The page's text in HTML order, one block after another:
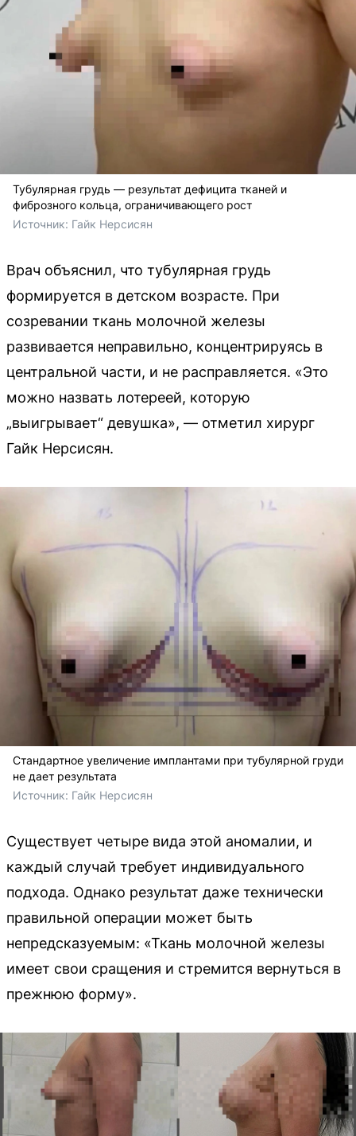
Тубулярная грудь — результат дефицита тканей и
фиброзного кольца, ограничивающего рост
Источник: Гайк Нерсисян
Врач объяснил, что тубулярная грудь
формируется в детском возрасте. При
созревании ткань молочной железы
развивается неправильно, концентрируясь в
центральной части, и не расправляется. «Это
можно назвать лотереей, которую
„выигрывает“ девушка», — отметил хирург
Гайк Нерсисян.
Стандартное увеличение имплантами при тубулярной груди
не дает результата
Источник: Гайк Нерсисян
Существует четыре вида этой аномалии, и
каждый случай требует индивидуального
подхода. Однако результат даже технически
правильной операции может быть
непредсказуемым: «Ткань молочной железы
имеет свои сращения и стремится вернуться в
прежнюю форму».